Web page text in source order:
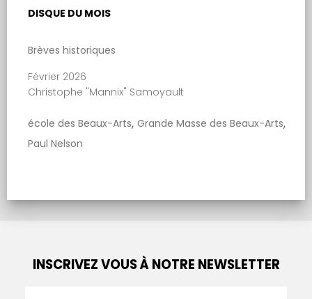
DISQUE DU MOIS
Brèves historiques
Février 2026
Christophe "Mannix" Samoyault
école des Beaux-Arts, Grande Masse des Beaux-Arts,
Paul Nelson
INSCRIVEZ VOUS À NOTRE NEWSLETTER